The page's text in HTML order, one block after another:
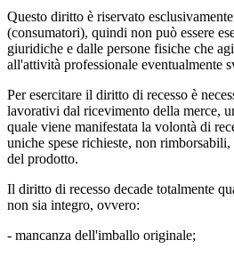
Questo diritto è riservato
(consumatori), quindi non può essere
giuridiche e dalle persone fisiche che
all'attività professionale eventualmente
Per esercitare il diritto di recesso è
lavorativi dal ricevimento della merce,
quale viene manifestata la volontà di
uniche spese richieste, non
del prodotto.
Il diritto di recesso decade totalmente
non sia integro, ovvero:
- mancanza dell'imballo originale;